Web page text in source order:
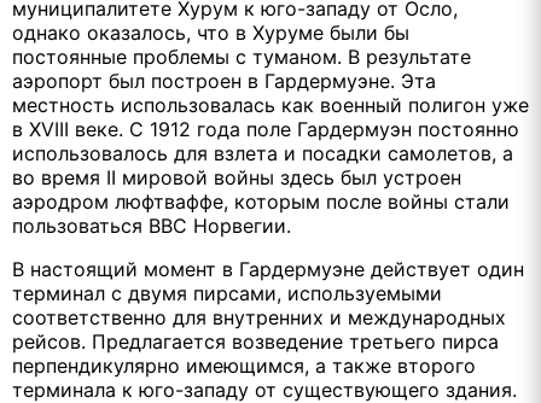
муниципалитете Хурум к юго-западу от Осло,
однако оказалось, что в Хуруме были бы
постоянные проблемы с туманом. В результате
аэропорт был построен в Гардермуэне. Эта
местность использовалась как военный полигон уже
в XVIII веке. С 1912 года поле Гардермуэн постоянно
использовалось для взлета и посадки самолетов, а
во время II мировой войны здесь был устроен
аэродром люфтваффе, которым после войны стали
пользоваться ВВС Норвегии.
В настоящий момент в Гардермуэне действует один
терминал с двумя пирсами, используемыми
соответственно для внутренних и международных
рейсов. Предлагается возведение третьего пирса
перпендикулярно имеющимся, а также второго
терминала к юго-западу от существующего здания.